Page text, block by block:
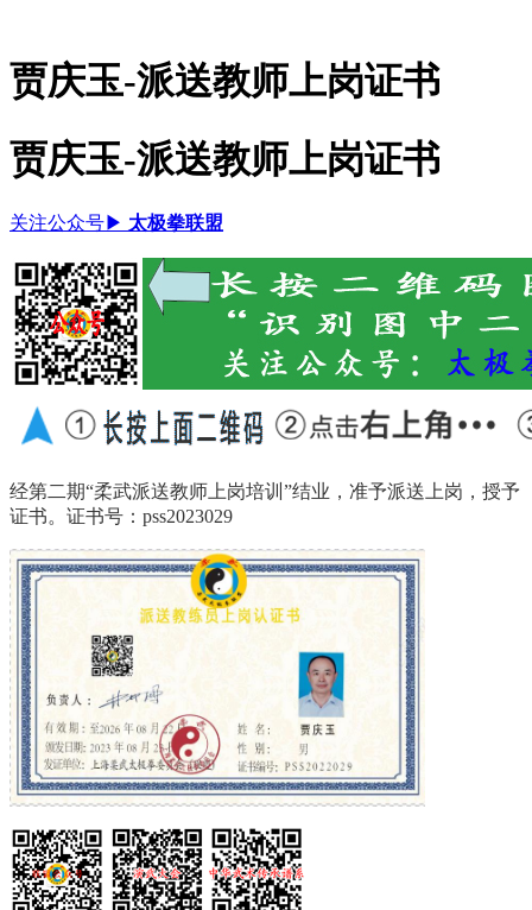
贾庆玉-派送教师上岗证书
贾庆玉-派送教师上岗证书
关注公众号▶ 太极拳联盟
经第二期“柔武派送教师上岗培训”结业，准予派送上岗，授予
证书。 证书号：pss2023029